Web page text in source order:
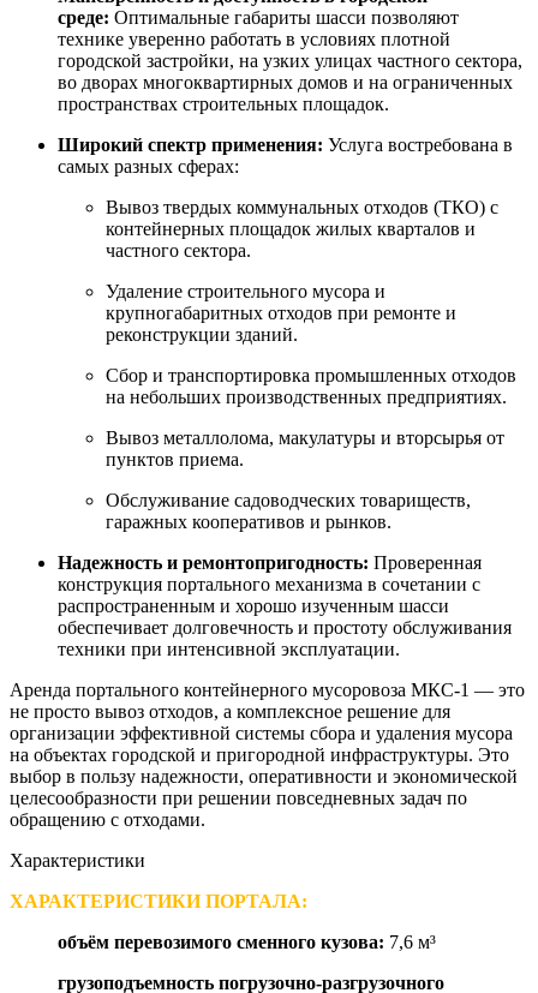
среде: Оптимальные габариты шасси позволяют
технике уверенно работать в условиях плотной
городской застройки, на узких улицах частного сектора,
во дворах многоквартирных домов и на ограниченных
пространствах строительных площадок.
Широкий спектр применения: Услуга востребована в
самых разных сферах:
Вывоз твердых коммунальных отходов (ТКО) с
контейнерных площадок жилых кварталов и
частного сектора.
Удаление строительного мусора и
крупногабаритных отходов при ремонте и
реконструкции зданий.
Сбор и транспортировка промышленных отходов
на небольших производственных предприятиях.
Вывоз металлолома, макулатуры и вторсырья от
пунктов приема.
Обслуживание садоводческих товариществ,
гаражных кооперативов и рынков.
Надежность и ремонтопригодность: Проверенная
конструкция портального механизма в сочетании с
распространенным и хорошо изученным шасси
обеспечивает долговечность и простоту обслуживания
техники при интенсивной эксплуатации.
Аренда портального контейнерного мусоровоза МКС-1 — это
не просто вывоз отходов, а комплексное решение для
организации эффективной системы сбора и удаления мусора
на объектах городской и пригородной инфраструктуры. Это
выбор в пользу надежности, оперативности и экономической
целесообразности при решении повседневных задач по
обращению с отходами.
Характеристики
ХАРАКТЕРИСТИКИ ПОРТАЛА:
объём перевозимого сменного кузова: 7,6 м³
грузоподъемность погрузочно-разгрузочного